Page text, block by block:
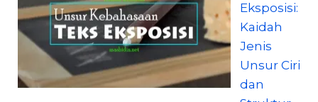
Eksposisi:
Kaidah
Jenis
Unsur Ciri
dan